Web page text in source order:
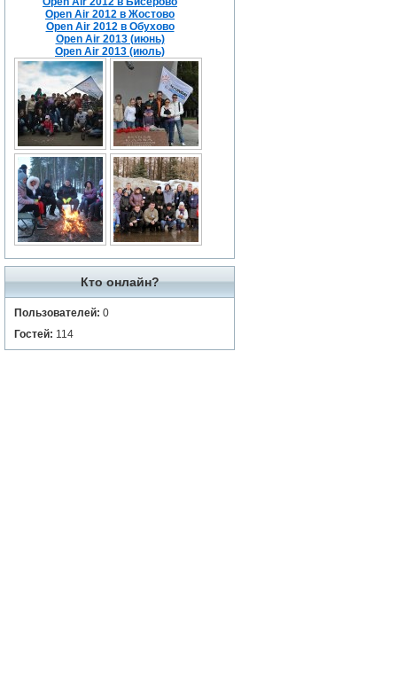
Open Air 2012 в Жостово
Open Air 2012 в Обухово
Open Air 2013 (июнь)
Open Air 2013 (июль)
Кто онлайн?
Пользователей: 0
Гостей: 114